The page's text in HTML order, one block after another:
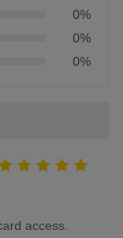
0%
0%
0%
access.